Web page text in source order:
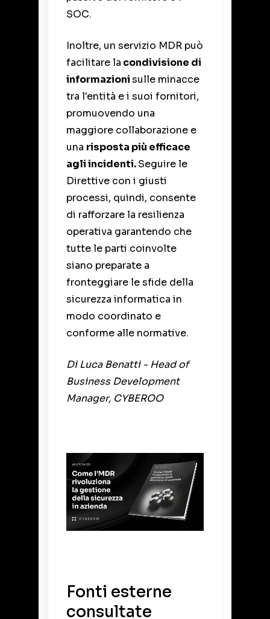
SOC.
Inoltre, un servizio MDR può
facilitare la condivisione di
informazionisulle minacce
tra l'entità e i suoi fornitori,
promuovendo una
maggiore collaborazione e
una risposta più efficace
agli incidenti.Seguire le
Direttive con i giusti
processi, quindi, consente
di rafforzare la resilienza
operativa garantendo che
tutte le parti coinvolte
siano preparate a
fronteggiare le sfide della
sicurezza informatica in
modo coordinato e
conforme alle normative.
Di Luca Benatti - Head of
Business Development
Manager, CYBEROO
Fonti esterne
consultate